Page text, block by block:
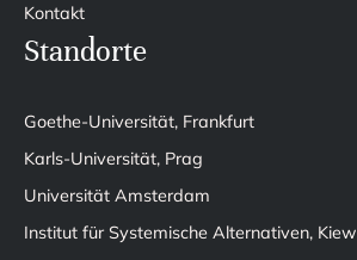
Kontakt
Standorte
Goethe-Universität, Frankfurt
Karls-Universität, Prag
Universität Amsterdam
Institut für Systemische Alternativen, Kiew